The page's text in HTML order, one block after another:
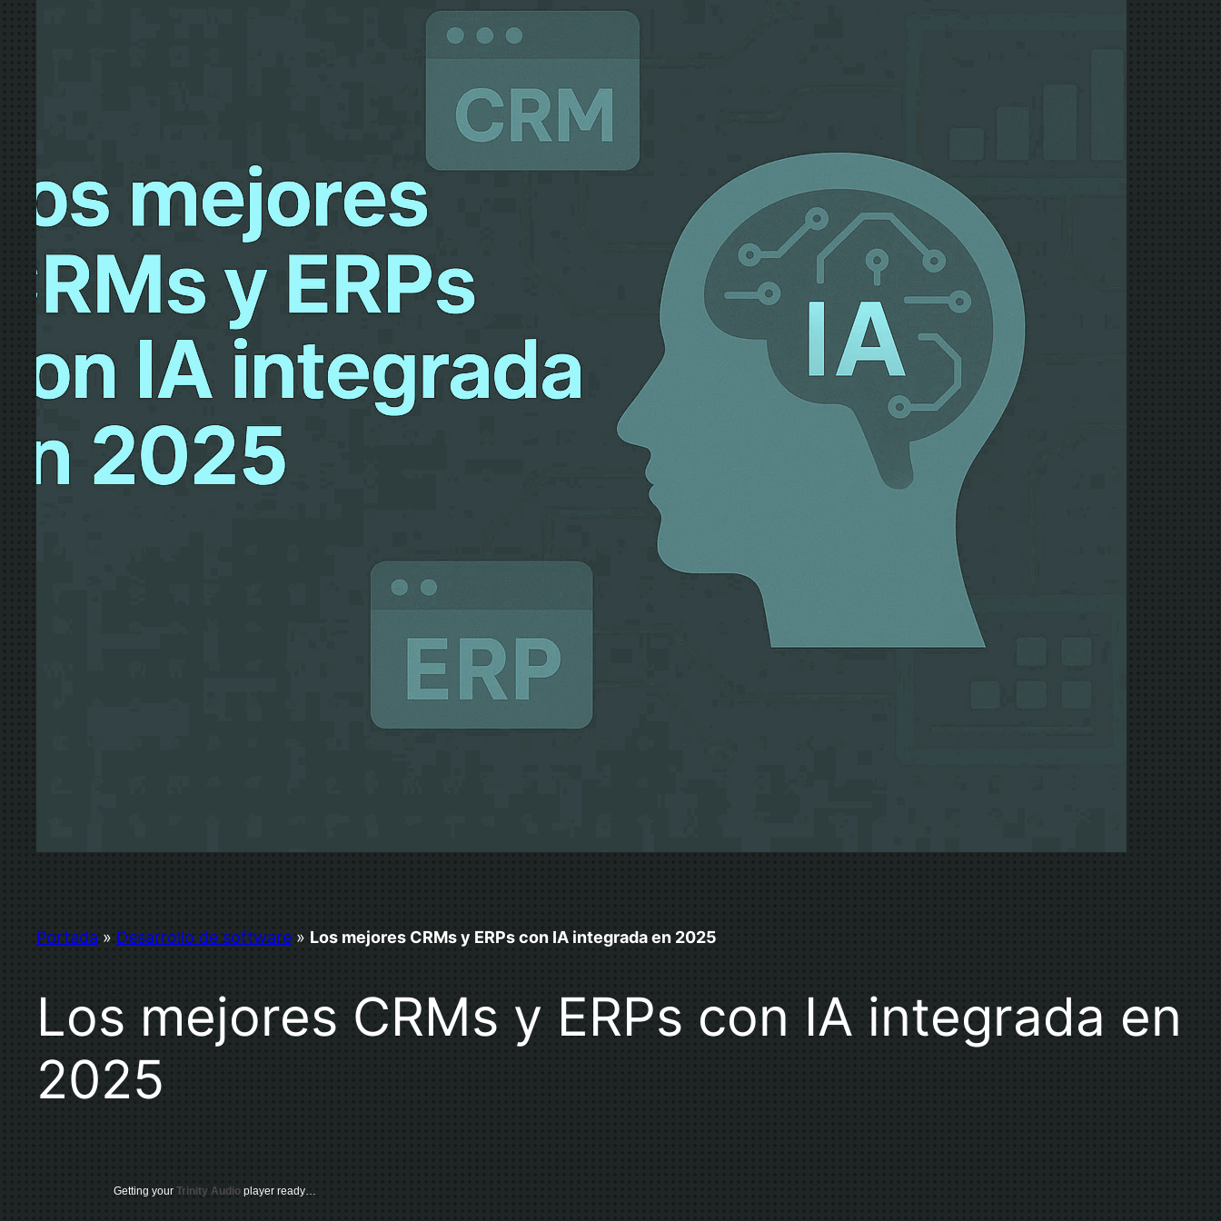
Portada » Desarrollo de software » Los mejores CRMs y ERPs con IA integrada en 2025
Los mejores CRMs y ERPs con IA integrada en
2025
Getting your Trinity Audio player ready…